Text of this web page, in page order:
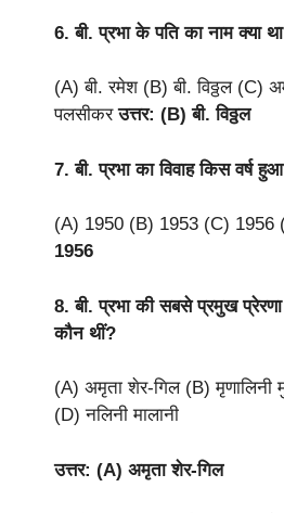
6. बी. प्रभा के पति का नाम क्या
(A) बी. रमेश (B) बी. विठ्ठल (C)
पलसीकरउत्तर: (B) बी. विठ्ठल
7. बी. प्रभा का विवाह किस वर्ष
(A) 1950 (B) 1953 (C) 1956
1956
8. बी. प्रभा की सबसे प्रमुख प्रेरणा
कौन थीं?
(A) अमृता शेर-गिल (B)
(D) नलिनी मालानी
उत्तर: (A) अमृता शेर-गिल